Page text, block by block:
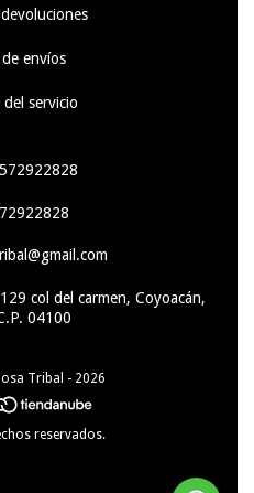
envíos
del servicio
col del carmen, Coyoacán,
04100
Tribal - 2026
reservados.